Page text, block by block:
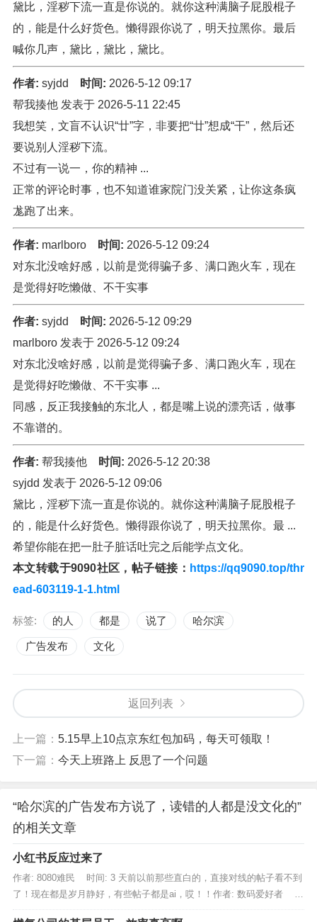
黛比，淫秽下流一直是你说的。就你这种满脑子屁股棍子
的，能是什么好货色。懒得跟你说了，明天拉黑你。最后
喊你几声，黛比，黛比，黛比。
作者: syjdd 时间: 2026-5-12 09:17
帮我揍他 发表于 2026-5-11 22:45
我想笑，文盲不认识“廿”字，非要把“廿”想成“干”，然后还
要说别人淫秽下流。
不过有一说一，你的精神 ...
正常的评论时事，也不知道谁家院门没关紧，让你这条疯
尨跑了出来。
作者: marlboro 时间: 2026-5-12 09:24
对东北没啥好感，以前是觉得骗子多、满口跑火车，现在
是觉得好吃懒做、不干实事
作者: syjdd 时间: 2026-5-12 09:29
marlboro 发表于 2026-5-12 09:24
对东北没啥好感，以前是觉得骗子多、满口跑火车，现在
是觉得好吃懒做、不干实事 ...
同感，反正我接触的东北人，都是嘴上说的漂亮话，做事
不靠谱的。
作者: 帮我揍他 时间: 2026-5-12 20:38
syjdd 发表于 2026-5-12 09:06
黛比，淫秽下流一直是你说的。就你这种满脑子屁股棍子
的，能是什么好货色。懒得跟你说了，明天拉黑你。最 ...
希望你能在把一肚子脏话吐完之后能学点文化。
本文转载于9090社区，帖子链接： https://qq9090.top/thr
ead-603119-1-1.html
标签: 的人 都是 说了 哈尔滨
广告发布 文化
返回列表
上一篇： 5.15早上10点京东红包加码，每天可领取！
下一篇： 今天上班路上 反思了一个问题
“哈尔滨的广告发布方说了，读错的人都是没文化的”
的相关文章
小红书反应过来了
作者: 8080难民 时间: 3 天前以前那些直白的，直接对线的帖子看不到
了！现在都是岁月静好，有些帖子都是ai，哎！！作者: 数码爱好者 时
间: 3 天前铁拳开始出来了，让外国难民看看，...